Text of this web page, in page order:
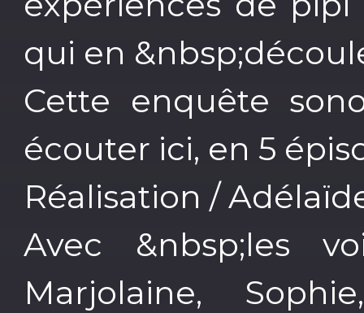
qui en
Cette enquête
écouter ici, en 5
Réalisation /
Avec &nbsp;les
Marjolaine,